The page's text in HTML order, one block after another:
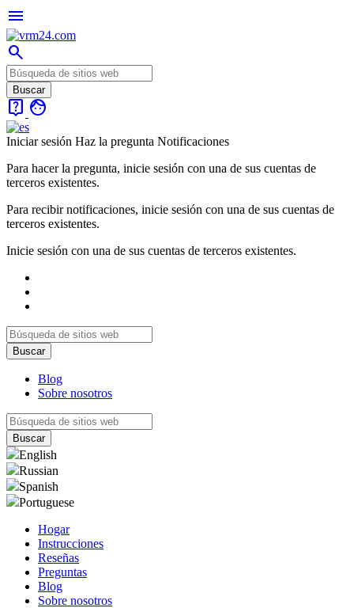
menu
search
live_help face
Iniciar sesión Haz la pregunta Notificaciones
Para hacer la pregunta, inicie sesión con una de sus cuentas de
terceros existentes.
Para recibir notificaciones, inicie sesión con una de sus cuentas de
terceros existentes.
Inicie sesión con una de sus cuentas de terceros existentes.
Blog
Sobre nosotros
English
Russian
Spanish
Portuguese
Hogar
Instrucciones
Reseñas
Preguntas
Blog
Sobre nosotros